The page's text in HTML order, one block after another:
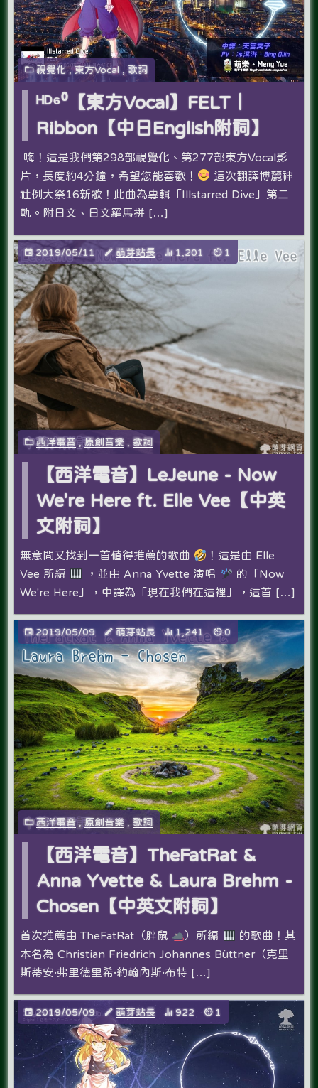
視覺化,東方Vocal, 歌詞
ᴴᴰ⁶⁰【東方Vocal】FELT｜
Ribbon【中日English附詞】
嗨！這是我們第298部視覺化、第277部東方Vocal影
片，長度約4分鐘，希望您能喜歡！
這次翻譯博麗神
社例大祭16新歌！此曲為專輯「Illstarred Dive」第二
軌。附日文、日文羅馬拼 […]
2019/05/11 萌芽站長 1,201 1
西洋電音,原創音樂 , 歌詞
【西洋電音】LeJeune - Now
We're Here ft. Elle Vee【中英
文附詞】
無意間又找到一首值得推薦的歌曲
！這是由 Elle
Vee 所編
，並由 Anna Yvette 演唱
的「Now
We're Here」，中譯為「現在我們在這裡」，這首 […]
2019/05/09 萌芽站長 1,241 0
西洋電音,原創音樂 , 歌詞
【西洋電音】TheFatRat &
Anna Yvette & Laura Brehm -
Chosen【中英文附詞】
首次推薦由 TheFatRat（胖鼠 ）所編
的歌曲！其
本名為 Christian Friedrich Johannes Büttner（克里
斯蒂安·弗里德里希·約翰內斯·布特 […]
2019/05/09 萌芽站長 922 1